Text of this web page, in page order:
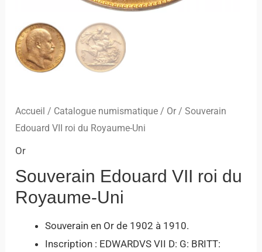
Accueil / Catalogue numismatique / Or / Souverain
Edouard VII roi du Royaume-Uni
Or
Souverain Edouard VII roi du
Royaume-Uni
Souverain en Or de 1902 à 1910.
Inscription : EDWARDVS VII D: G: BRITT: